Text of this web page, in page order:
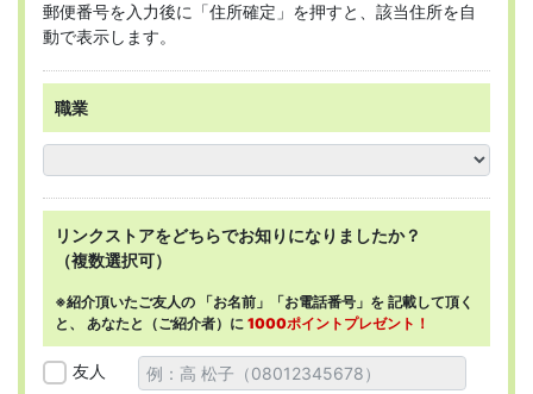
郵便番号を入力後に「住所確定」を押すと、該当住所を自
動で表示します。
職業
リンクストアをどちらでお知りになりましたか？
（複数選択可）
※紹介頂いたご友人の 「お名前」「お電話番号」を 記載して頂く
と、 あなたと（ご紹介者）に 1000ポイントプレゼント！
友人